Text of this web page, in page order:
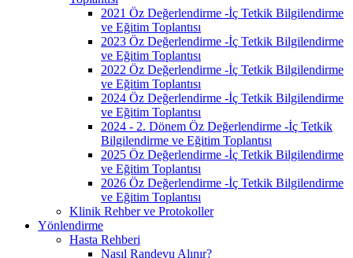
2021 Öz Değerlendirme -İç Tetkik Bilgilendirme
ve Eğitim Toplantısı
2023 Öz Değerlendirme -İç Tetkik Bilgilendirme
ve Eğitim Toplantısı
2022 Öz Değerlendirme -İç Tetkik Bilgilendirme
ve Eğitim Toplantısı
2024 Öz Değerlendirme -İç Tetkik Bilgilendirme
ve Eğitim Toplantısı
2024 - 2. Dönem Öz Değerlendirme -İç Tetkik
Bilgilendirme ve Eğitim Toplantısı
2025 Öz Değerlendirme -İç Tetkik Bilgilendirme
ve Eğitim Toplantısı
2026 Öz Değerlendirme -İç Tetkik Bilgilendirme
ve Eğitim Toplantısı
Klinik Rehber ve Protokoller
Yönlendirme
Hasta Rehberi
Nasıl Randevu Alınır?